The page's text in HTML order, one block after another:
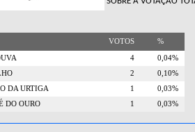
VOTOS %
4
0,04%
2
0,10%
DA URTIGA 1
0,03%
DO OURO 1 0,03%